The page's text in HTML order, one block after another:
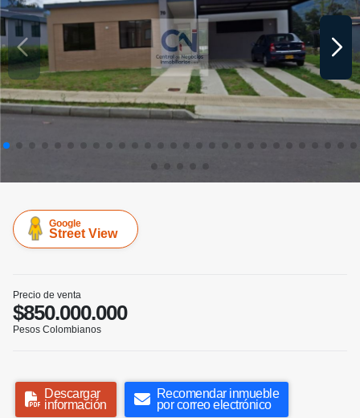
Google
Street View
Precio de venta
$850.000.000
Pesos Colombianos
Descargar
información
Recomendar inmueble
por correo electrónico